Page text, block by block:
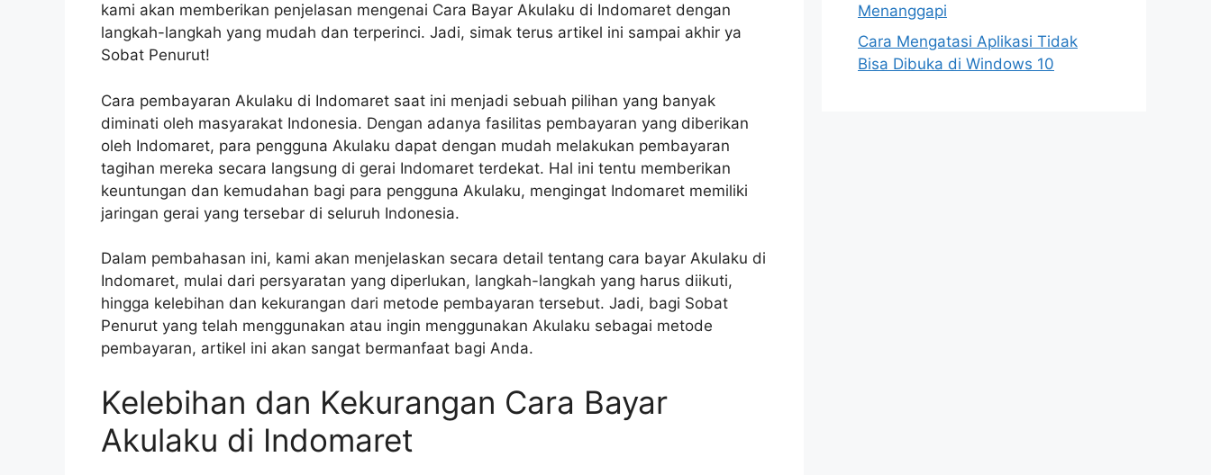
kami akan memberikan penjelasan mengenai Cara Bayar Akulaku di Indomaret dengan
langkah-langkah yang mudah dan terperinci. Jadi, simak terus artikel ini sampai akhir ya
Sobat Penurut!
Cara pembayaran Akulaku di Indomaret saat ini menjadi sebuah pilihan yang banyak
diminati oleh masyarakat Indonesia. Dengan adanya fasilitas pembayaran yang diberikan
oleh Indomaret, para pengguna Akulaku dapat dengan mudah melakukan pembayaran
tagihan mereka secara langsung di gerai Indomaret terdekat. Hal ini tentu memberikan
keuntungan dan kemudahan bagi para pengguna Akulaku, mengingat Indomaret memiliki
jaringan gerai yang tersebar di seluruh Indonesia.
Dalam pembahasan ini, kami akan menjelaskan secara detail tentang cara bayar Akulaku di
Indomaret, mulai dari persyaratan yang diperlukan, langkah-langkah yang harus diikuti,
hingga kelebihan dan kekurangan dari metode pembayaran tersebut. Jadi, bagi Sobat
Penurut yang telah menggunakan atau ingin menggunakan Akulaku sebagai metode
pembayaran, artikel ini akan sangat bermanfaat bagi Anda.
Kelebihan dan Kekurangan Cara Bayar
Akulaku di Indomaret
Menanggapi
Cara Mengatasi Aplikasi Tidak
Bisa Dibuka di Windows 10